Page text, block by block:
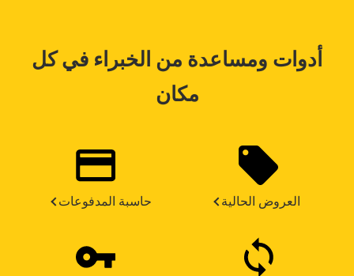
أدوات ومساعدة من الخبراء في كل
مكان
حاسبة المدفوعات العروض الحالية